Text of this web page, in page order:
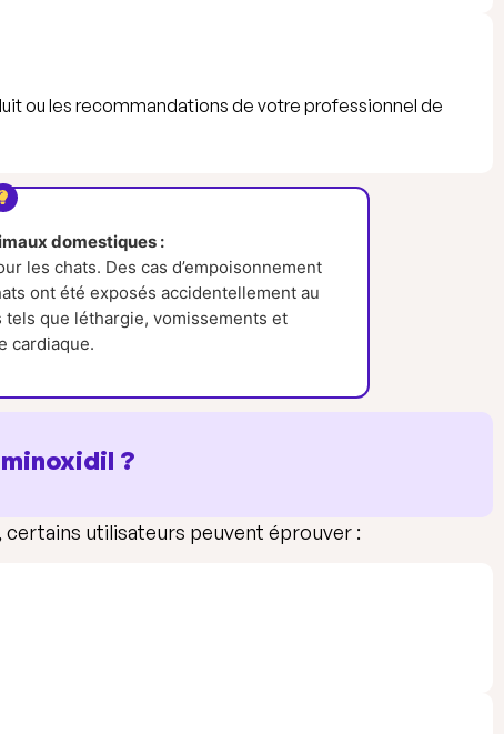
ou les recommandations de votre professionnel de
domestiques :
les chats. Des cas d’empoisonnement
ont été exposés accidentellement au
que léthargie, vomissements et
cardiaque.
?
utilisateurs peuvent éprouver :